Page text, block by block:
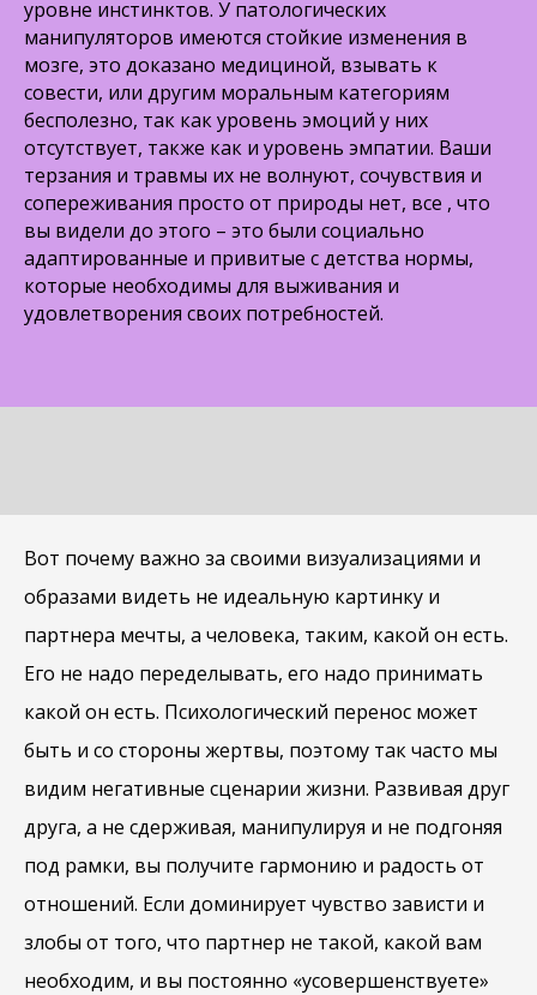
уровне инстинктов. У патологических
манипуляторов имеются стойкие изменения в
мозге, это доказано медициной, взывать к
совести, или другим моральным категориям
бесполезно, так как уровень эмоций у них
отсутствует, также как и уровень эмпатии. Ваши
терзания и травмы их не волнуют, сочувствия и
сопереживания просто от природы нет, все , что
вы видели до этого – это были социально
адаптированные и привитые с детства нормы,
которые необходимы для выживания и
удовлетворения своих потребностей.
Вот почему важно за своими визуализациями и
образами видеть не идеальную картинку и
партнера мечты, а человека, таким, какой он есть.
Его не надо переделывать, его надо принимать
какой он есть. Психологический перенос может
быть и со стороны жертвы, поэтому так часто мы
видим негативные сценарии жизни. Развивая друг
друга, а не сдерживая, манипулируя и не подгоняя
под рамки, вы получите гармонию и радость от
отношений. Если доминирует чувство зависти и
злобы от того, что партнер не такой, какой вам
необходим, и вы постоянно «усовершенствуете»